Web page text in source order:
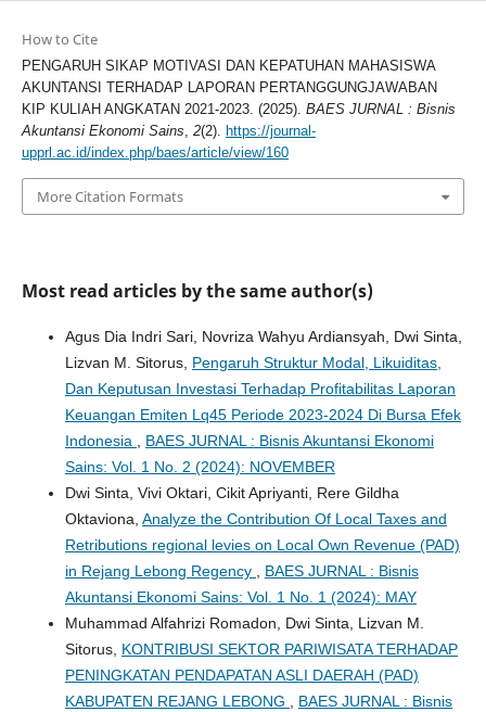
How to Cite
PENGARUH SIKAP MOTIVASI DAN KEPATUHAN MAHASISWA
AKUNTANSI TERHADAP LAPORAN PERTANGGUNGJAWABAN
KIP KULIAH ANGKATAN 2021-2023. (2025). BAES JURNAL : Bisnis
Akuntansi Ekonomi Sains 2(2). https://journal-
upprl.ac.id/index.php/baes/article/view/160
More Citation Formats
Most read articles by the same author(s)
Agus Dia Indri Sari, Novriza Wahyu Ardiansyah, Dwi Sinta,
Lizvan M. Sitorus, Pengaruh Struktur Modal, Likuiditas,
Dan Keputusan Investasi Terhadap Profitabilitas Laporan
Keuangan Emiten Lq45 Periode 2023-2024 Di Bursa Efek
Indonesia
BAES JURNAL : Bisnis Akuntansi Ekonomi
Sains: Vol. 1 No. 2 (2024): NOVEMBER
Dwi Sinta, Vivi Oktari, Cikit Apriyanti, Rere Gildha
Oktaviona, Analyze the Contribution Of Local Taxes and
Retributions regional levies on Local Own Revenue (PAD)
in Rejang Lebong Regency
BAES JURNAL : Bisnis
Akuntansi Ekonomi Sains: Vol. 1 No. 1 (2024): MAY
Muhammad Alfahrizi Romadon, Dwi Sinta, Lizvan M.
Sitorus, KONTRIBUSI SEKTOR PARIWISATA TERHADAP
PENINGKATAN PENDAPATAN ASLI DAERAH (PAD)
KABUPATEN REJANG LEBONG
BAES JURNAL : Bisnis